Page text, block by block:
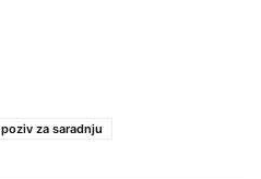
poziv za saradnju